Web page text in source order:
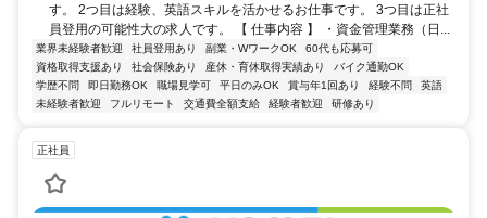
す。 2つ目は経験、英語スキルを活かせるお仕事です。 3つ目は正社
員登用の可能性大の求人です。 【 仕事内容 】 ・資金管理業務（日...
業界未経験者歓迎 社員登用あり 副業・WワークOK
60代も応募可
資格取得支援あり
社会保険あり 産休・育休取得実績あり
バイク通勤OK
学歴不問
即日勤務OK 職場見学可 平日のみOK 賞与年1回あり 経験不問
英語
未経験者歓迎
フルリモート 交通費全額支給 経験者歓迎 研修あり
正社員